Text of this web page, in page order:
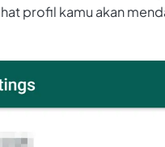
profil kamu akan